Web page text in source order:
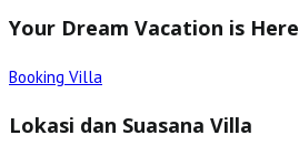
Your Dream Vacation is Here
Booking Villa
Lokasi dan Suasana Villa